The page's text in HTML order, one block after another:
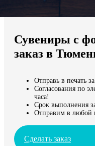
Мы доставляем по
Продолжить без города
Сувениры с
заказ в
Отправь в печать
Согласования по
часа!
Срок выполнения
Отправим в любой
Сделать заказ